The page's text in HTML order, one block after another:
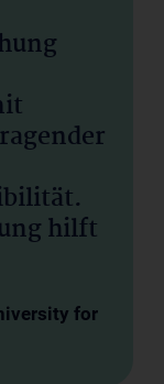
hilft
for